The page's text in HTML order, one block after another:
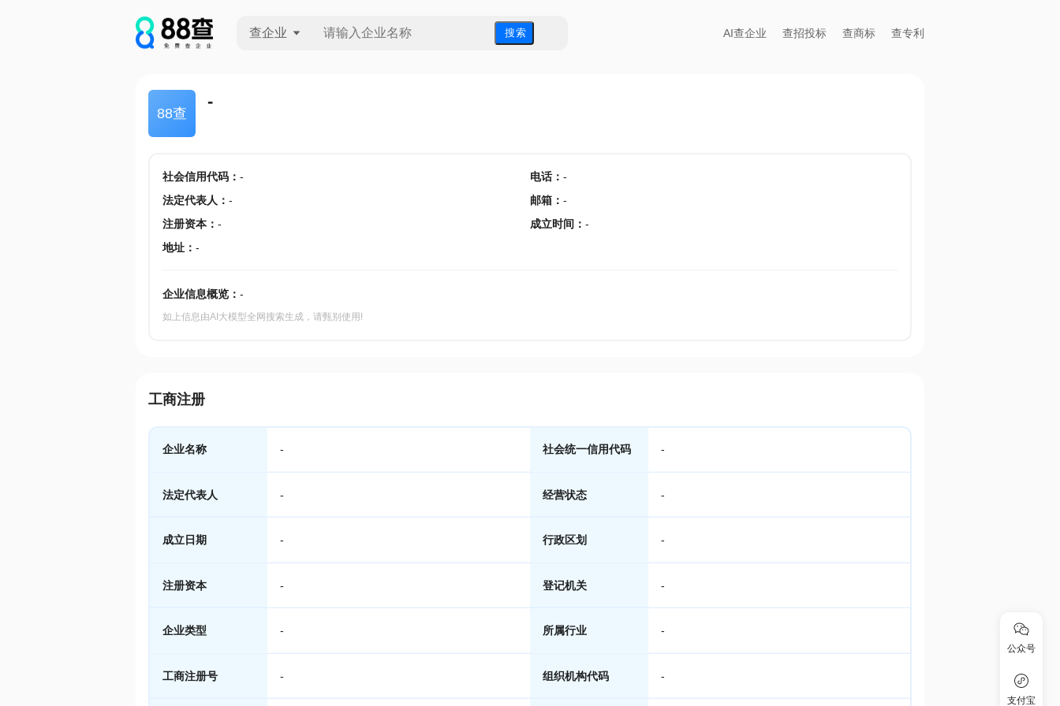
查企业 搜 索 AI查企业 查招投标 查商标 查专利
88查
-
社会信用代码： - 电话： -
法定代表人 ： - 邮箱 ： -
注册资本： - 成立时间 ： -
地址： -
企业信息概览： -
如上信息由AI大模型全网搜索生成，请甄别使用!
工商注册
企业名称 - 社会统一信用代码 -
法定代表人 - 经营状态 -
成立日期 - 行政区划 -
注册资本 - 登记机关 -
企业类型 - 所属行业 -
工商注册号 - 组织机构代码 -
公众号
支付宝